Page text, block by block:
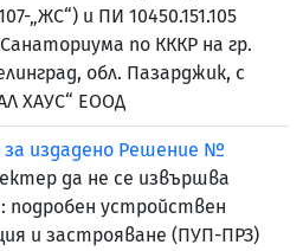
„ЖС“) и ПИ 10450.151.105
по КККР на гр.
обл. Пазарджик, с
ХАУС“ ЕООД
издадено Решение №
да не се извършва
подробен устройствен
и застрояване (ПУП-ПРЗ)